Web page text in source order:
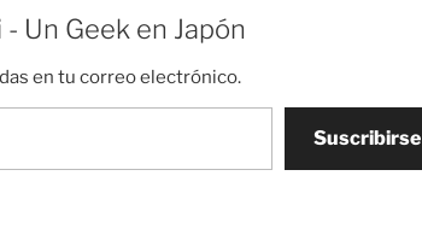
Un Geek en Japón
en tu correo electrónico.
Suscribirse